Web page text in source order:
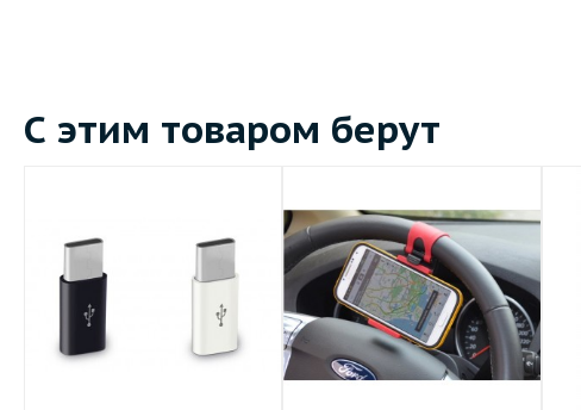
Видео
С этим товаром берут